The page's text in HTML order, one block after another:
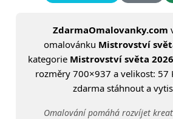
ZdarmaOmalovanky.com
omalovánku Mistrovství
kategorie Mistrovství světa 2026
rozměry 700×937 a velikost: 57
zdarma stáhnout a
Omalování pomáhá rozvíjet